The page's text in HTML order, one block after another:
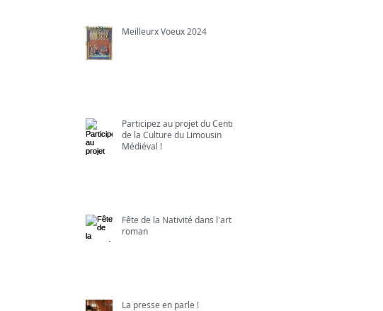
Meilleurx Voeux 2024
Participez au projet du Centre
de la Culture du Limousin
Médiéval !
Fête de la Nativité dans l'art
roman
La presse en parle !